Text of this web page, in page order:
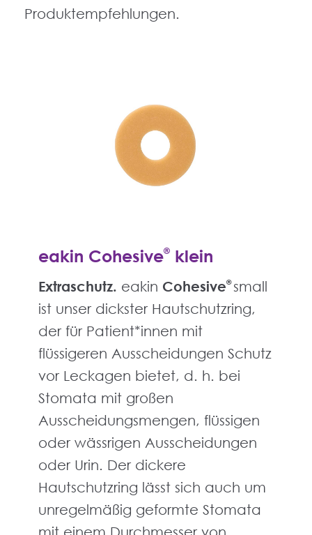
Produktempfehlungen.
eakin Cohesive® klein
Extraschutz. eakin Cohesive®small
ist unser dickster Hautschutzring,
der für Patient*innen mit
flüssigeren Ausscheidungen Schutz
vor Leckagen bietet, d. h. bei
Stomata mit großen
Ausscheidungsmengen, flüssigen
oder wässrigen Ausscheidungen
oder Urin. Der dickere
Hautschutzring lässt sich auch um
unregelmäßig geformte Stomata